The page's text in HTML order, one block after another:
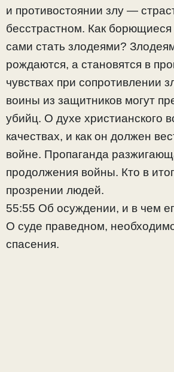
и противостоянии злу —
бесстрастном. Как борющиеся
сами стать злодеями?
рождаются, а становятся в
чувствах при сопротивлении
воины из защитников могут
убийц. О духе христианского
качествах, и как он должен
войне. Пропаганда
продолжения войны. Кто в
прозрении людей.
55:55 Об осуждении, и в чем
О суде праведном,
спасения.